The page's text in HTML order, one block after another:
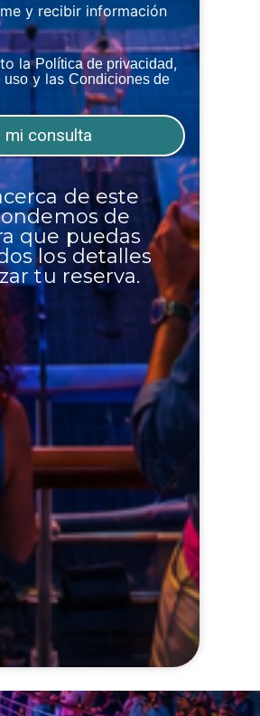
y recibir información
laPolítica de privacidad,
uso y lasCondiciones de
de este
de
que puedas
los detalles
tu reserva.